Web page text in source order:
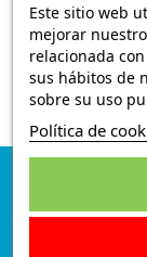
FIAT BRAVA
FIAT BRAVA
FIAT BRAVA
Este sitio web
mejorar
relacionada
sus hábitos de
sobre su uso
Política de